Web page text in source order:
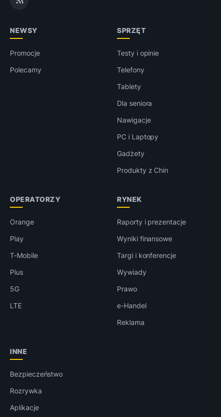
NEWSY
Promocje
Polecamy
SPRZĘT
Testy i opinie
Telefony
Tablety
Dla seniora
Nawigacje
PC i Laptopy
Gadżety
Produkty z Chin
OPERATORZY
Orange
Play
T-Mobile
Plus
5G
LTE
RYNEK
Raporty i prezentacje
Wyniki finansowe
Targi i konferencje
Wywiady
Prawo
e-Handel
Reklama
INNE
Bezpieczeństwo
Rozrywka
Aplikacje